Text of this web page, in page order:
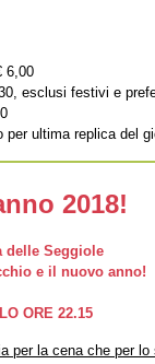
6,00
esclusi festivi e
ultima replica del
2018!
delle Seggiole
e il nuovo anno!
ORE 22.15
per la cena che per